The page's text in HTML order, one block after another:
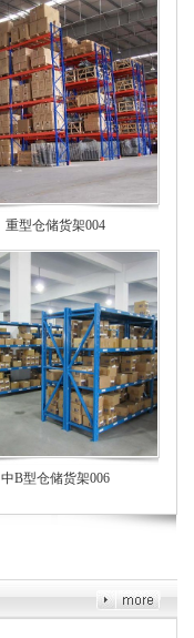
重型仓储货架004
中B型仓储货架006